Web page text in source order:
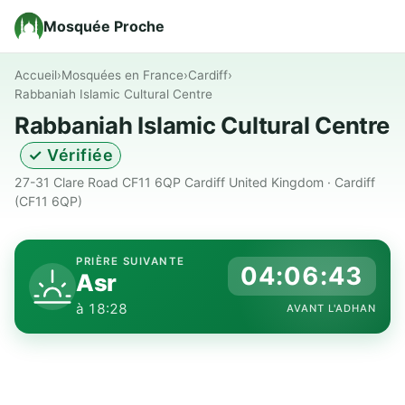
Mosquée Proche
Accueil›Mosquées en France›Cardiff›
Rabbaniah Islamic Cultural Centre
Rabbaniah Islamic Cultural Centre
✓ Vérifiée
27-31 Clare Road CF11 6QP Cardiff United Kingdom · Cardiff
(CF11 6QP)
PRIÈRE SUIVANTE
Asr
à 18:28
04:06:42
AVANT L'ADHAN